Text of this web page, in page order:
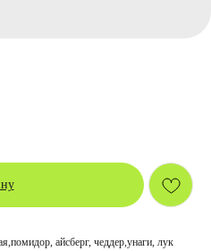
айсберг, чеддер,унаги, лук